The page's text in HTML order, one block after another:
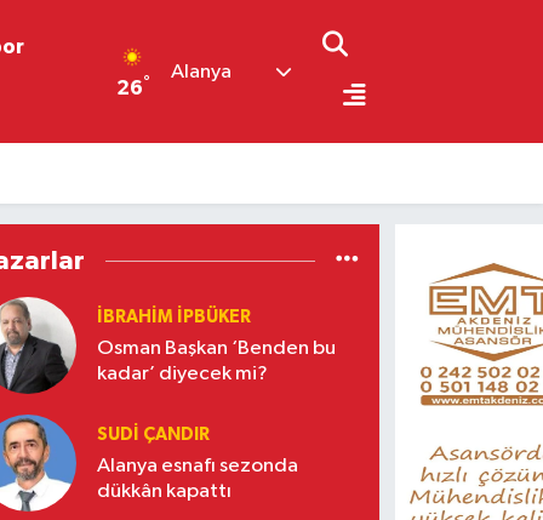
26°
Alanya
İBRAHIM İPBÜKER
Osman Başkan ‘Benden bu
kadar’ diyecek mi?
SUDI ÇANDIR
Alanya esnafı sezonda
dükkân kapattı